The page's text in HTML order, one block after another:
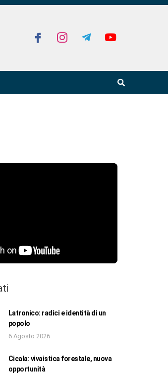
Latronico: radici e identità di un
popolo
6 Agosto 2026
Cicala: vivaistica forestale, nuova
opportunità